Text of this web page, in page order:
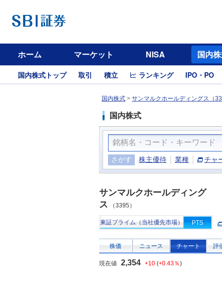
ホーム マーケット NISA 国内
国内株式トップ 取引 積立 ランキング IPO・PO
国内株式 > サンマルクホールディングス（
国内株式
さがす 株主優待 業種 チャ
サンマルクホールディング
ス （3395）
東証プライム（当社優先市場） PTS
株価 ニュース チャート 評
現在値 2,354 +10 (+0.43％)